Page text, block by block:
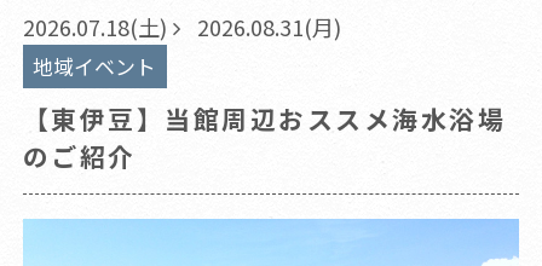
2026.07.18(土) 2026.08.31(月)
地域イベント
【東伊豆】当館周辺おススメ海水浴場
のご紹介